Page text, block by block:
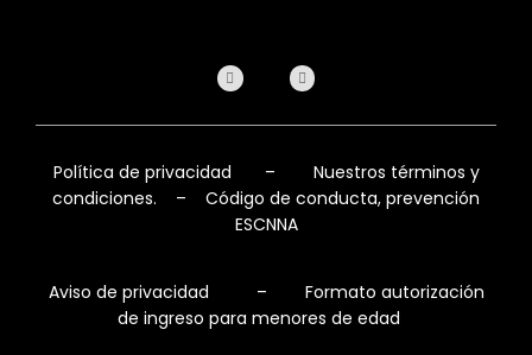
Política de privacidad – Nuestros términos y
condiciones. –
Código de conducta, prevención
ESCNNA
Aviso de privacidad – Formato autorización
de ingreso para menores de edad